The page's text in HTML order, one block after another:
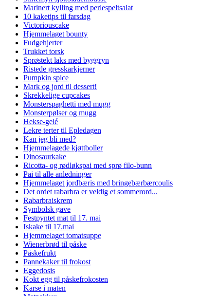
Marinert kylling med perlespeltsalat
10 kaketips til farsdag
Victoriouscake
Hjemmelaget bounty
Fudgehjerter
Trukket torsk
Sprøstekt laks med byggryn
Ristede gresskarkjerner
Pumpkin spice
Mark og jord til dessert!
Skrekkelige cupcakes
Monsterspaghetti med mugg
Monsterpølser og mugg
Hekse-gelé
Lekre terter til Epledagen
Kan jeg bli med?
Hjemmelagede kjøttboller
Dinosaurkake
Ricotta- og rødløkspai med sprø filo-bunn
Pai til alle anledninger
Hjemmelaget jordbæris med bringebærbærcoulis
Det ordet rabarbra er veldig et sommerord...
Rabarbraiskrem
Symbolsk gave
Festpyntet mat til 17. mai
Iskake til 17.mai
Hjemmelaget tomatsuppe
Wienerbrød til påske
Påskefrukt
Pannekaker til frokost
Eggedosis
Kokt egg til påskefrokosten
Karse i maten